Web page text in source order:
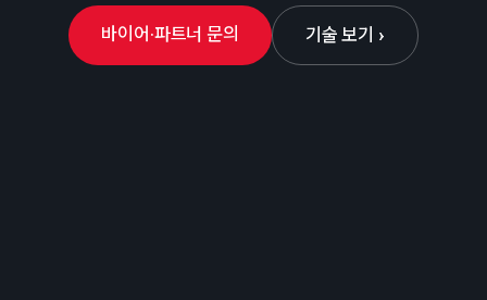
바이어·파트너 문의 기술 보기 ›